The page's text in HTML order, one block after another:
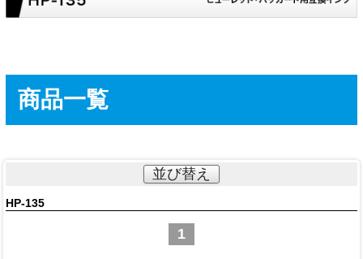
商品一覧
並び替え
HP-135
1